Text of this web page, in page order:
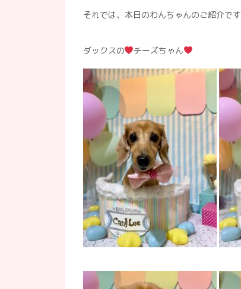
それでは、本日のわんちゃんのご紹介です
ダックスの チーズちゃん